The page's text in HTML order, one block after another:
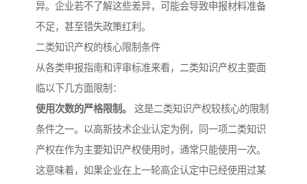
异。企业若不了解这些差异，可能会导致申报材料准备
不足，甚至错失政策红利。
二类知识产权的核心限制条件
从各类申报指南和评审标准来看，二类知识产权主要面
临以下几方面限制：
使用次数的严格限制。
这是二类知识产权较核心的限制
条件之一。以高新技术企业认定为例，同一项二类知识
产权在作为主要知识产权使用时，通常只能使用一次。
这意味着，如果企业在上一轮高企认定中已经使用过某